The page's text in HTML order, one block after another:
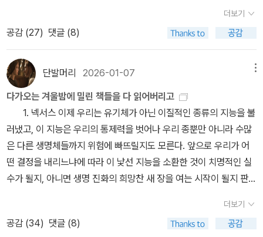
아도 좋잖아요. 사랑은. 남는다니 오히려 그게 이상한 거 아닐까요. 사
랑은 남기지 않습니다. 완전히 지우는 형태로 우리 곁에서 사라집니
봐야죠. 사귀는 사람 있어요? 결혼했어요? 언니, 동생 그리고 가족 이
야기를 보거나 들어도 화가 치민다. 우리 가족은 사이좋다는 공익 광
고 같은 말을 듣는 순간에는 바닥을 닦고 있던 밀걸레를 던져 버리고
싶다. 폭력적이고 미친 건가. 현실의 어느 가족은 그런 모습을 하고 있
다는 게 믿을 수 없고 다만 사촌을 사랑하고 모금함을 들고 전도를 하
는 언니와 그런 언니에게 마음속의 말을 하지 못하는 동생이 있는 세
계에서는 행복을 빌어주고 싶다. 현실의 나를 미치지 않게 만들어 주
는 소설 속 세계가 있어서.​
진 것이다.어제는 예약된 치과 진료가 있었다. 스케일링과 검진이었
는데 비가 비가 너무 많이 와서 취소할까 하다가 그냥 가기로 하고 집
을 나섰다. 가로수에 수국이 있었다. 아파트 화단에도 수국과 목수국
이 있었다. 작년에도 있었던가 기억하려 했지만 기억나지 않았다. 수
국의 계절이었다. 자귀나무도 꽃을 피웠다. 예전 같으면 6월인데 덥
다고 했겠지만 이제는 6월이니 덥다가 익숙하다. 여름인 것이다.주문
한 책도 왔다. 세 권의 소설이다. 모두 여성 작가의 소설이다. 조해진
의 『우리 세희』, 백 솔뫼의 『다가오는 이마와 검은 털 고양이』, 이서수
의 『첫사랑이 언니에게 남긴 것』이다. 조해진의 소설은 읽지 못한 소
설도 있고 쓰지 못한 리뷰도 있지만 꾸준히 읽는다. 처음 그의 소설을
만났을 때의 느낌이 좋아서. 그렇게 말하자면 박솔뫼의 소설도 그러
하다. 박솔뫼의 소설은 많이 읽지 않았지만 이번에 나온 짧은 소설이
급 궁금해졌다. 아, 김지연의 짧은 소설도 읽어야 하는데. 오랜만에 위
더보기
공감 (27) 댓글 (8)
단발머리 2026-01-07
다가오는 겨울밤에 밀린 책들을 다 읽어버리고
1. 넥서스 ​이제 우리는 유기체가 아닌 이질적인 종류의 지능을 불
러냈고, 이 지능은 우리의 통제력을 벗어나 우리 종뿐만 아니라 수많
은 다른 생명체들까지 위험에 빠뜨릴지도 모른다. 앞으로 우리가 어
떤 결정을 내리느냐에 따라 이 낯선 지능을 소환한 것이 치명적인 실
수가 될지, 아니면 생명 진화의 희망찬 새 장을 여는 시작이 될지 판가
읽었다. 재미로 하자면, 『사피엔스』가 최고이고, 충격적인 걸로 하자
면 『호모 데우스』가 최고일 테지만, 이 책은 앞으로의 전망을 이야기
더보기
공감 (34) 댓글 (8)